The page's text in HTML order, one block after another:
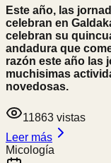
Este año, las
celebran en
celebran su
andadura que
razón este año las
muchisimas
novedosas.
11863 vistas
Leer más
Micología